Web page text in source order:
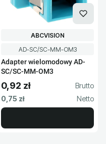
Kod produktu
AD-SC/SC-MM-OM3
Adapter wielomodowy AD-
SC/SC-MM-OM3
PRODUCENT
ABCVISION
Cena brutto
0,92 zł
Cena netto
0,75 zł